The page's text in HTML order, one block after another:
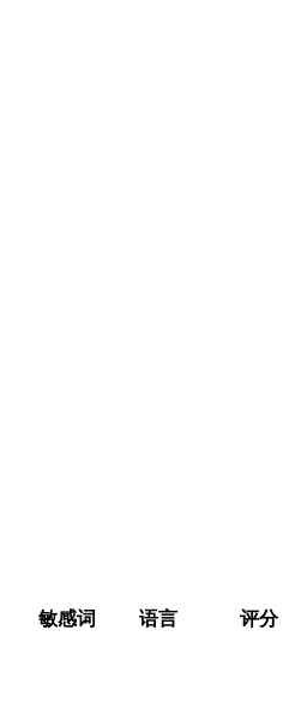
敏感词 语言 评分